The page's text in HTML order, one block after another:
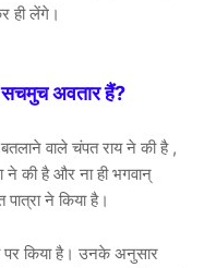
ही लेंगे।
सचमुच अवतार हैं?
वाले चंपत राय ने की है ,
ने की है और ना ही भगवान्
ने किया है।
पर किया है। उनके अनुसार